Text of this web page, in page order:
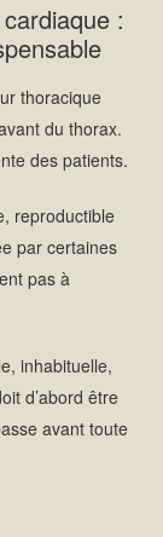
:
thoracique
du thorax.
des patients.
reproductible
par certaines
pas à
inhabituelle,
d’abord être
avant toute